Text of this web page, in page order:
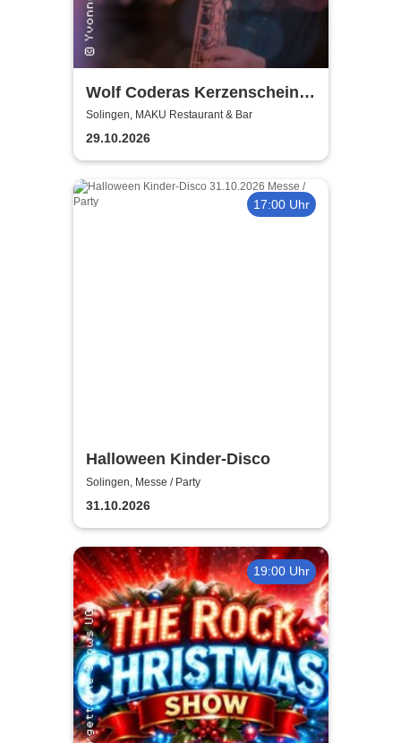
Wolf Coderas Kerzenschein
Konzert
Solingen, MAKU Restaurant & Bar
29.10.2026
17:00 Uhr
Halloween Kinder-Disco
Solingen, Messe / Party
31.10.2026
19:00 Uhr